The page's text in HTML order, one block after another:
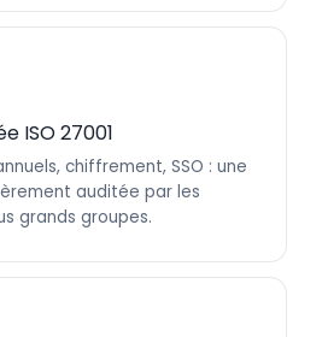
ISO 27001
chiffrement, SSO : une
auditée par les
grands groupes.